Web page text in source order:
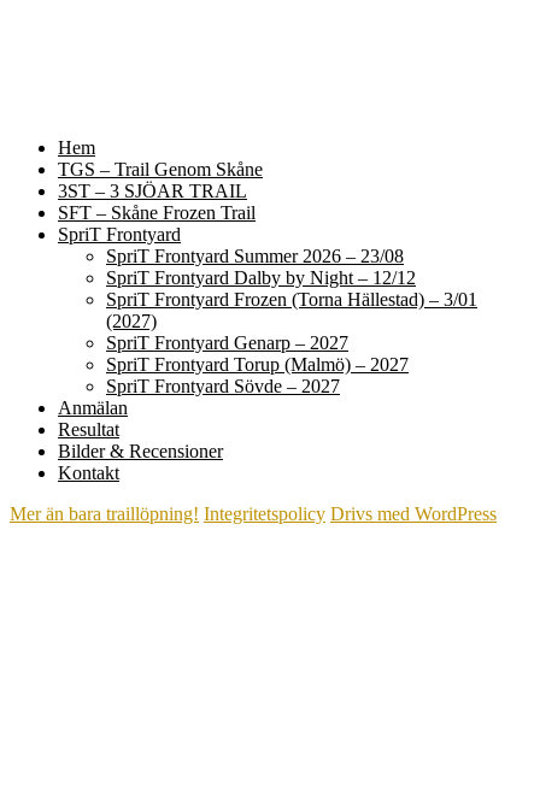
Hem
TGS – Trail Genom Skåne
3ST – 3 SJÖAR TRAIL
SFT – Skåne Frozen Trail
SpriT Frontyard
SpriT Frontyard Summer 2026 – 23/08
SpriT Frontyard Dalby by Night – 12/12
SpriT Frontyard Frozen (Torna Hällestad) – 3/01
(2027)
SpriT Frontyard Genarp – 2027
SpriT Frontyard Torup (Malmö) – 2027
SpriT Frontyard Sövde – 2027
Anmälan
Resultat
Bilder & Recensioner
Kontakt
Mer än bara traillöpning! Integritetspolicy Drivs med WordPress